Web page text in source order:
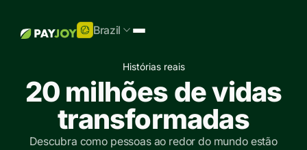
Brazil
Histórias reais
20 milhões de vidas
transformadas
Descubra como pessoas ao redor do mundo estão